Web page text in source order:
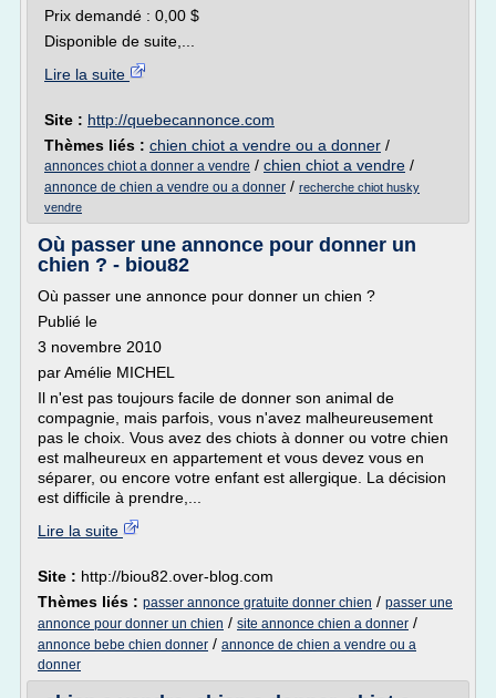
Prix demandé : 0,00 $
Disponible de suite,...
Lire la suite
Site : http://quebecannonce.com
Thèmes liés : chien chiot a vendre ou a donner /
annonces chiot a donner a vendre / chien chiot a vendre /
annonce de chien a vendre ou a donner / recherche chiot husky
vendre
Où passer une annonce pour donner un
chien ? - biou82
Où passer une annonce pour donner un chien ?
Publié le
3 novembre 2010
par Amélie MICHEL
Il n'est pas toujours facile de donner son animal de
compagnie, mais parfois, vous n'avez malheureusement
pas le choix. Vous avez des chiots à donner ou votre chien
est malheureux en appartement et vous devez vous en
séparer, ou encore votre enfant est allergique. La décision
est difficile à prendre,...
Lire la suite
Site : http://biou82.over-blog.com
Thèmes liés : passer annonce gratuite donner chien / passer une
annonce pour donner un chien / site annonce chien a donner /
annonce bebe chien donner / annonce de chien a vendre ou a
donner